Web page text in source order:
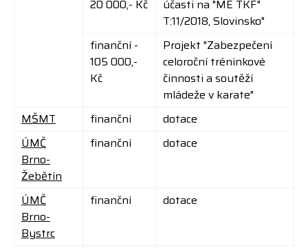
20 000,- Kč
účasti na "ME TKF"
T:11/2018, Slovinsko"
finanční -
105 000,-
Kč
Projekt "Zabezpečení
celoroční tréninkové
činnosti a soutěží
mládeže v karate"
MŠMT
finanční
dotace
ÚMČ
Brno-
Žebětín
finanční dotace
ÚMČ
Brno-
Bystrc
finanční dotace